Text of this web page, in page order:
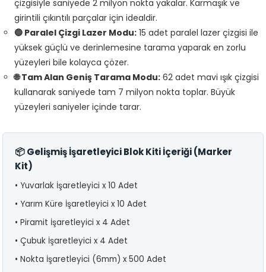
çizgisiyle saniyede 2 milyon nokta yakalar. Karmaşık ve
girintili çıkıntılı parçalar için idealdir.
🔵 Paralel Çizgi Lazer Modu: 15 adet paralel lazer çizgisi ile
yüksek güçlü ve derinlemesine tarama yaparak en zorlu
yüzeyleri bile kolayca çözer.
🌐 Tam Alan Geniş Tarama Modu: 62 adet mavi ışık çizgisi
kullanarak saniyede tam 7 milyon nokta toplar. Büyük
yüzeyleri saniyeler içinde tarar.
📦 Gelişmiş İşaretleyici Blok Kiti İçeriği (Marker
Kit)
• Yuvarlak İşaretleyici x 10 Adet
• Yarım Küre İşaretleyici x 10 Adet
• Piramit İşaretleyici x 4 Adet
• Çubuk İşaretleyici x 4 Adet
• Nokta İşaretleyici (6mm) x 500 Adet